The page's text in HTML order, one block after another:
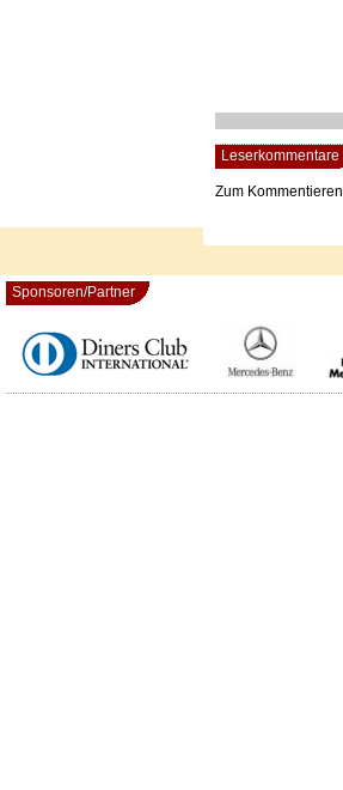
Leserkommentare
Zum Kommentieren
Sponsoren/Partner